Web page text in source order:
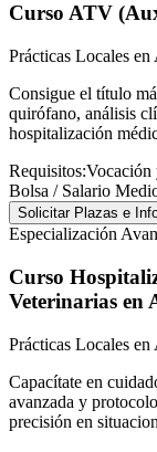
Curso ATV
Prácticas Locales
Consigue el título
quirófano, análisis
hospitalización
Requisitos:Vocación
Bolsa / Salario
Solicitar Plazas e
Especialización
Curso
Veterinarias en
Prácticas Locales
Capacítate en
avanzada y
precisión en